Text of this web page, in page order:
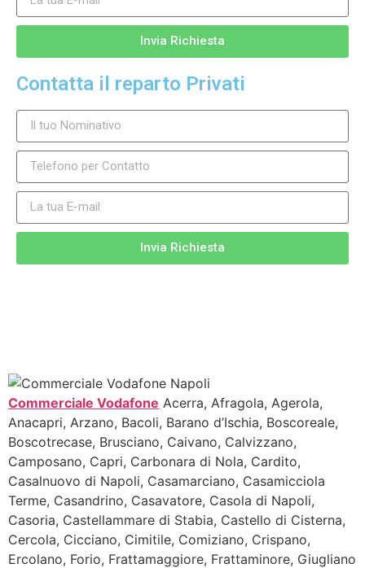
Invia Richiesta
Contatta il reparto Privati
Invia Richiesta
Commerciale Vodafone Acerra, Afragola, Agerola,
Anacapri, Arzano, Bacoli, Barano d’Ischia, Boscoreale,
Boscotrecase, Brusciano, Caivano, Calvizzano,
Camposano, Capri, Carbonara di Nola, Cardito,
Casalnuovo di Napoli, Casamarciano, Casamicciola
Terme, Casandrino, Casavatore, Casola di Napoli,
Casoria, Castellammare di Stabia, Castello di Cisterna,
Cercola, Cicciano, Cimitile, Comiziano, Crispano,
Ercolano, Forio, Frattamaggiore, Frattaminore, Giugliano